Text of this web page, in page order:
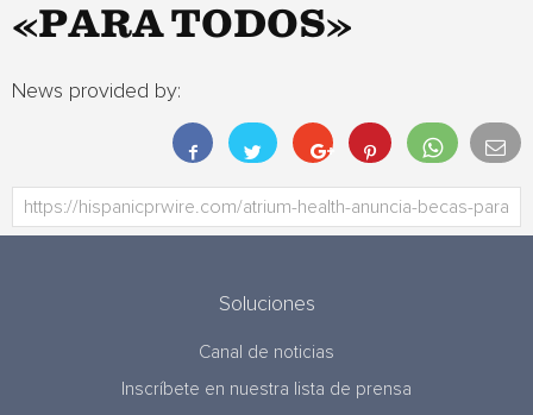
«PARA TODOS»
News provided by:
Soluciones
Canal de noticias
Inscríbete en nuestra lista de prensa